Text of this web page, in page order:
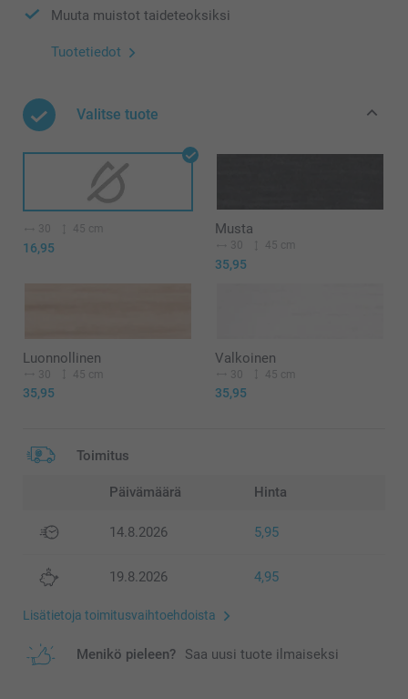
Muuta muistot taideteoksiksi
Tuotetiedot
Valitse tuote
30 45 cm
16,95
Musta
30 45 cm
35,95
Luonnollinen
30 45 cm
35,95
Valkoinen
30 45 cm
35,95
Toimitus
Päivämäärä Hinta
14.8.2026 5,95
19.8.2026 4,95
Lisätietoja toimitusvaihtoehdoista
Menikö pieleen? Saa uusi tuote ilmaiseksi